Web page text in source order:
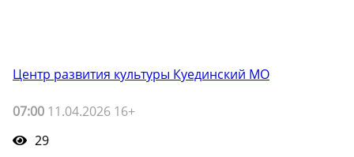
Центр развития культуры Куединский МО
07:00 11.04.2026 16+
29